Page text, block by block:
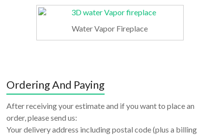
Water Vapor Fireplace
Ordering And Paying
After receiving your estimate and if you want to place an
order, please send us:
Your delivery address including postal code (plus a billing